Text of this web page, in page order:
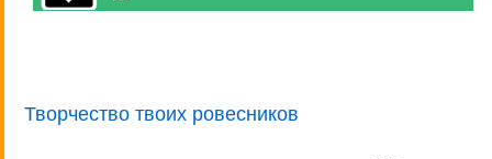
Творчество твоих ровесников